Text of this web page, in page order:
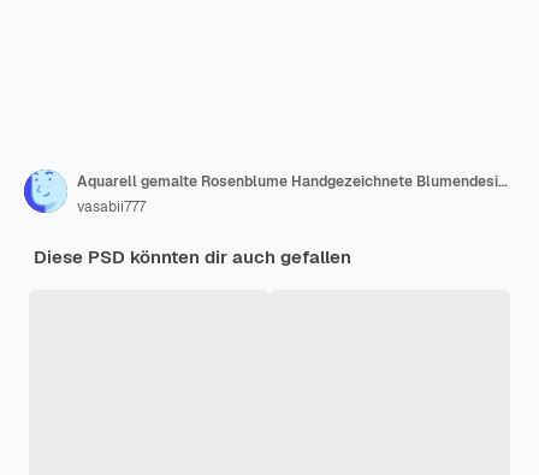
Aquarell gemalte Rosenblume Handgezeichnete Blumendesign-Elemente isoliert auf weißem Hintergrund
vasabii777
Diese PSD könnten dir auch gefallen